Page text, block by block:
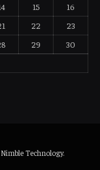
15
16
22
23
29
30
Nimble Technology.